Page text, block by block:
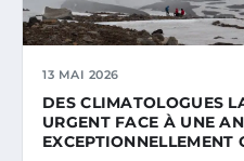
13 MAI 2026
DES CLIMATOLOGUES
URGENT FACE À UNE
EXCEPTIONNELLEMENT